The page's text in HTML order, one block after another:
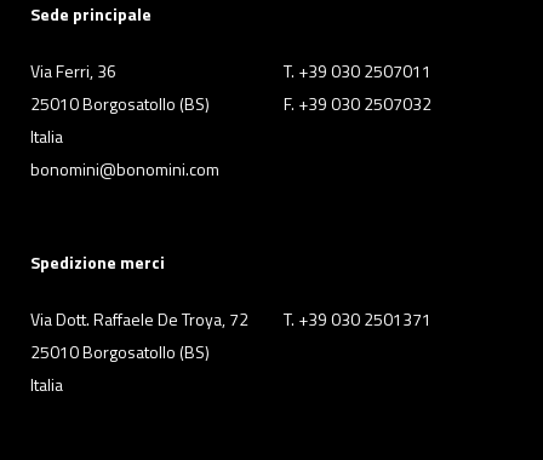
Sede principale
Via Ferri, 36
25010 Borgosatollo (BS)
Italia
T. +39 030 2507011
F. +39 030 2507032
bonomini@bonomini.com
Spedizione merci
Via Dott. Raffaele De Troya, 72
25010 Borgosatollo (BS)
Italia
T. +39 030 2501371